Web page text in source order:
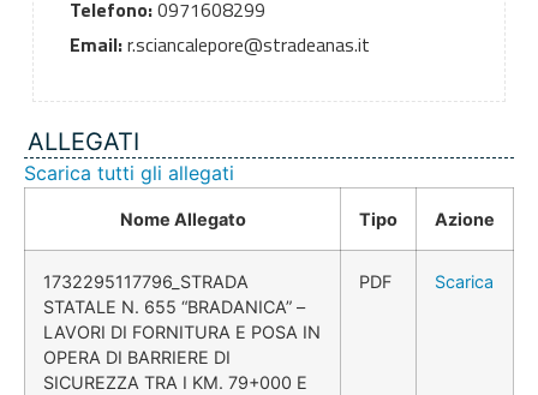
Telefono:0971608299
Email:r.sciancalepore@stradeanas.it
ALLEGATI
Scarica tutti gli allegati
Nome Allegato Tipo Azione
1732295117796_STRADA
STATALE N. 655 “BRADANICA” –
LAVORI DI FORNITURA E POSA IN
OPERA DI BARRIERE DI
SICUREZZA TRA I KM. 79+000 E
PDF Scarica